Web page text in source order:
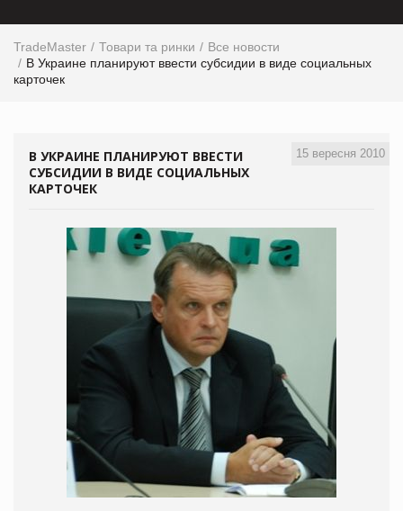
TradeMaster Товари та ринки
Все новости
В Украине планируют ввести субсидии в виде социальных
карточек
15 вересня 2010
В УКРАИНЕ ПЛАНИРУЮТ ВВЕСТИ
СУБСИДИИ В ВИДЕ СОЦИАЛЬНЫХ
КАРТОЧЕК